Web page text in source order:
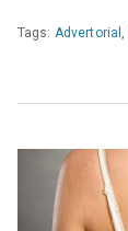
Tags: Advertorial